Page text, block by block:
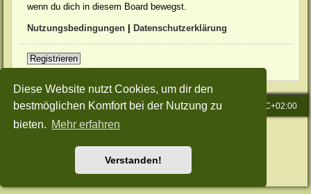
Diese Website nutzt Cookies, um dir den
bestmöglichen Komfort bei der Nutzung zu
bieten. Mehr erfahren
Verstanden!
wenn du dich in diesem Board bewegst.
Nutzungsbedingungen Datenschutzerklärung
Registrieren
Startseite Foren-Übersicht Alle Zeiten sind UTC+02:00
Powered byphpBB® Forum Software © phpBB Limited
Nutzungsbedingungen